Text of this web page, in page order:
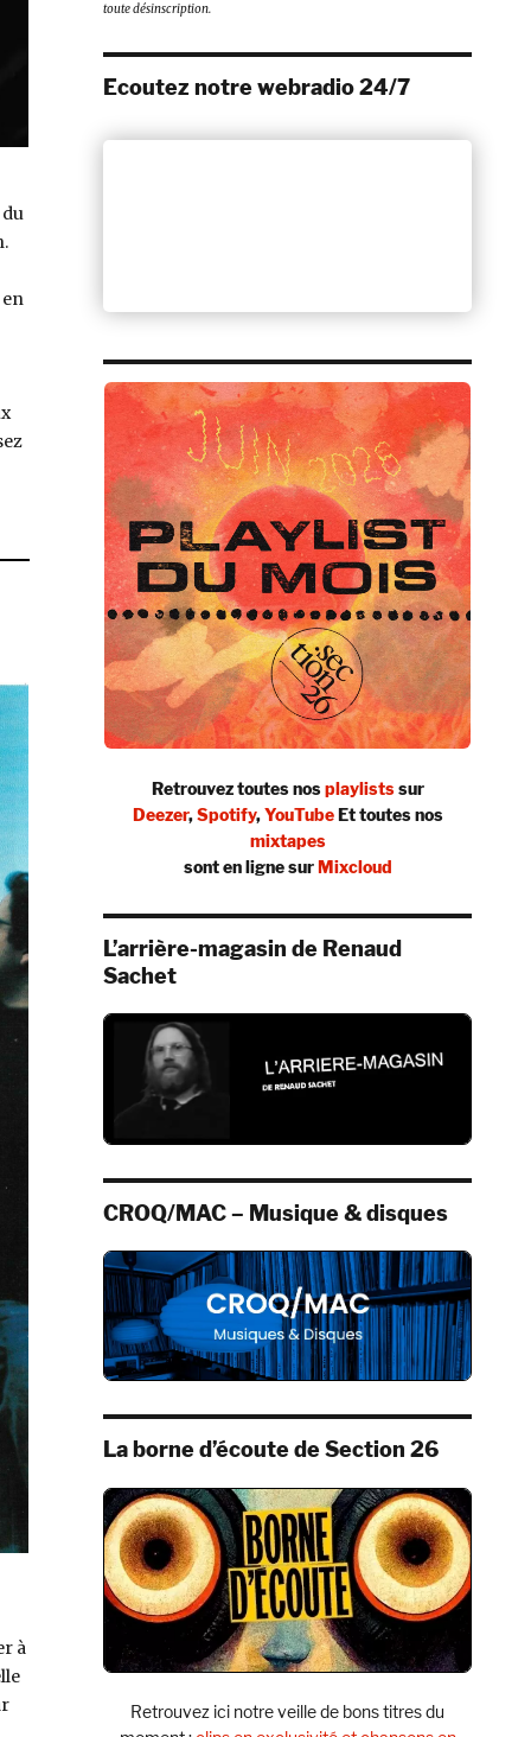
Chinarro, un lugar en el pasado »
à
toute désinscription.
Ecoutez notre webradio 24/7
Retrouvez toutes nosplaylistssur
Deezer,Spotify,YouTubeEt toutes nos
mixtapes
sont en ligne surMixcloud
L’arrière-magasin de Renaud
Sachet
CROQ/MAC – Musique & disques
La borne d’écoute de Section 26
Retrouvez ici notre veille de bons titres du